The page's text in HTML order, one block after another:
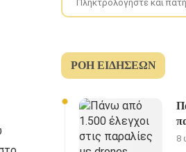
ΡΟΉ ΕΙΔΉΣΕΩΝ
8